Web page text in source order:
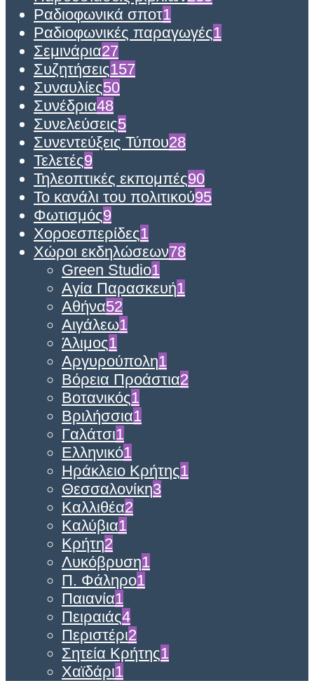
Ραδιοφωνικά σποτ1
Ραδιοφωνικές παραγωγές1
Σεμινάρια27
Συζητήσεις157
Συναυλίες50
Συνέδρια48
Συνελεύσεις5
Συνεντεύξεις Τύπου28
Τελετές9
Τηλεοπτικές εκπομπές90
Το κανάλι του πολιτικού95
Φωτισμός9
Χοροεσπερίδες1
Χώροι εκδηλώσεων78
Green Studio1
Αγία Παρασκευή1
Αθήνα52
Αιγάλεω1
Άλιμος1
Αργυρούπολη1
Βόρεια Προάστια2
Βοτανικός1
Βριλήσσια1
Γαλάτσι1
Ελληνικό1
Ηράκλειο Κρήτης1
Θεσσαλονίκη3
Καλλιθέα2
Καλύβια1
Κρήτη2
Λυκόβρυση1
Π. Φάληρο1
Παιανία1
Πειραιάς4
Περιστέρι2
Σητεία Κρήτης1
Χαϊδάρι1